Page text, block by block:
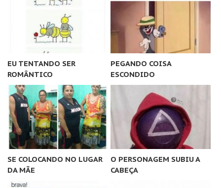
EU TENTANDO SER
ROMÂNTICO
PEGANDO COISA
ESCONDIDO
SE COLOCANDO NO LUGAR
DA MÃE
O PERSONAGEM SUBIU A
CABEÇA